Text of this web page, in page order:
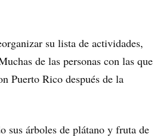
su lista de actividades,
de las personas con las que
Puerto Rico después de la
sus árboles de plátano y fruta de